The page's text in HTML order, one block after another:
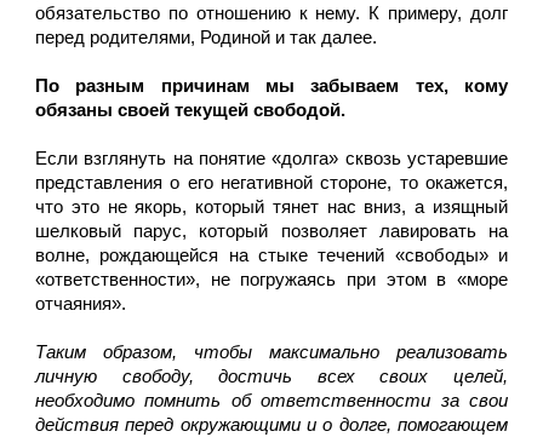
обязательство по отношению к нему. К примеру, долг
перед родителями, Родиной и так далее.
По разным причинам мы забываем тех, кому
обязаны своей текущей свободой.
Если взглянуть на понятие «долга» сквозь устаревшие
представления о его негативной стороне, то окажется,
что это не якорь, который тянет нас вниз, а изящный
шелковый парус, который позволяет лавировать на
волне, рождающейся на стыке течений «свободы» и
«ответственности», не погружаясь при этом в «море
отчаяния».
Таким образом, чтобы максимально реализовать
личную свободу, достичь всех своих целей,
необходимо помнить об ответственности за свои
действия перед окружающими и о долге, помогающем